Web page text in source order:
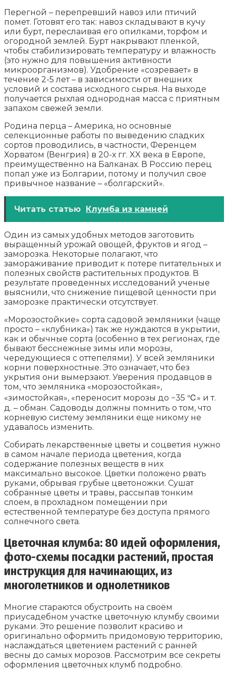
Перегной – перепревший навоз или птичий
помет. Готовят его так: навоз складывают в кучу
или бурт, переслаивая его опилками, торфом и
огородной землей. Бурт накрывают пленкой,
чтобы стабилизировать температуру и влажность
(это нужно для повышения активности
микроорганизмов). Удобрение «созревает» в
течение 2-5 лет – в зависимости от внешних
условий и состава исходного сырья. На выходе
получается рыхлая однородная масса с приятным
запахом свежей земли.
Родина перца – Америка, но основные
селекционные работы по выведению сладких
сортов проводились, в частности, Ференцем
Хорватом (Венгрия) в 20-х гг. XX века в Европе,
преимущественно на Балканах. В Россию перец
попал уже из Болгарии, потому и получил свое
привычное название – «болгарский».
Читать статью Клумба из камней
Один из самых удобных методов заготовить
выращенный урожай овощей, фруктов и ягод –
заморозка. Некоторые полагают, что
замораживание приводит к потере питательных и
полезных свойств растительных продуктов. В
результате проведенных исследований ученые
выяснили, что снижение пищевой ценности при
заморозке практически отсутствует.
«Морозостойкие» сорта садовой земляники (чаще
просто – «клубника») так же нуждаются в укрытии,
как и обычные сорта (особенно в тех регионах, где
бывают бесснежные зимы или морозы,
чередующиеся с оттепелями). У всей земляники
корни поверхностные. Это означает, что без
укрытия они вымерзают. Уверения продавцов в
том, что земляника «морозостойкая»,
«зимостойкая», «переносит морозы до −35 ℃» и т.
д. – обман. Садоводы должны помнить о том, что
корневую систему земляники еще никому не
удавалось изменить.
Собирать лекарственные цветы и соцветия нужно
в самом начале периода цветения, когда
содержание полезных веществ в них
максимально высокое. Цветки положено рвать
руками, обрывая грубые цветоножки. Сушат
собранные цветы и травы, рассыпав тонким
слоем, в прохладном помещении при
естественной температуре без доступа прямого
солнечного света.
Цветочная клумба: 80 идей оформления,
фото-схемы посадки растений, простая
инструкция для начинающих, из
многолетников и однолетников
Многие стараются обустроить на своём
приусадебном участке цветочную клумбу своими
руками. Это решение позволит красиво и
оригинально оформить придомовую территорию,
наслаждаться цветением растений с ранней
весны до самых морозов. Рассмотрим все секреты
оформления цветочных клумб подробно.